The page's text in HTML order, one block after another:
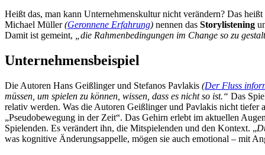
Heißt das, man kann Unternehmenskultur nicht verändern? Das
Michael Müller(Geronnene Erfahrung) nennen das Storylistening
Damit ist gemeint,
„die Rahmenbedingungen im Change so zu
Unternehmensbeispiel
Die Autoren Hans Geißlinger und Stefanos Pavlakis (Der Fluss
müssen, um spielen zu können, wissen, dass es nicht so ist.“ Das
relativ werden. Was die Autoren Geißlinger und Pavlakis nicht tiefer
„Pseudobewegung in der Zeit“. Das Gehirn erlebt im aktuellen
Spielenden. Es verändert ihn, die Mitspielenden und den Kontext. „
was kognitive Änderungsappelle, mögen sie auch emotional – mit